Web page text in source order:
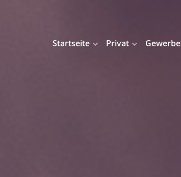
Startseite Privat Gewerbe